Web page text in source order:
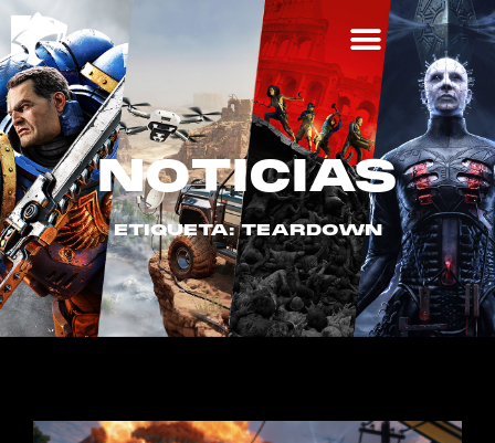
NOTICIAS
ETIQUETA: TEARDOWN